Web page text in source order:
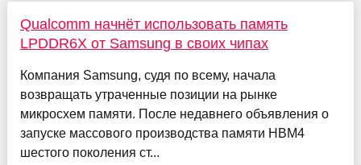
Qualcomm начнёт использовать память
LPDDR6X от Samsung в своих чипах
Компания Samsung, судя по всему, начала
возвращать утраченные позиции на рынке
микросхем памяти. После недавнего объявления о
запуске массового производства памяти HBM4
шестого поколения ст...